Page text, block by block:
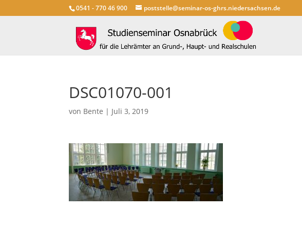
0541 - 770 46 900 poststelle@seminar-os-ghrs.niedersachsen.de
DSC01070-001
von Bente | Juli 3, 2019